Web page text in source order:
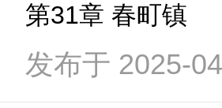
第31章 春町镇
发布于 2025-